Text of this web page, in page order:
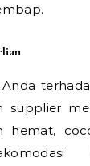
supplier
hemat,